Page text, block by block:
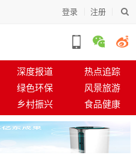
登录 注册
深度报道
热点追踪
绿色环保
风景旅游
乡村振兴 食品健康